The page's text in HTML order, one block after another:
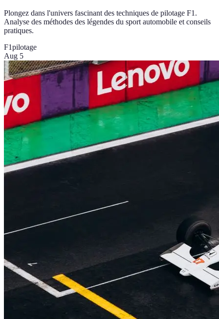
Plongez dans l'univers fascinant des techniques de pilotage F1.
Analyse des méthodes des légendes du sport automobile et conseils
pratiques.
F1pilotage
Aug 5